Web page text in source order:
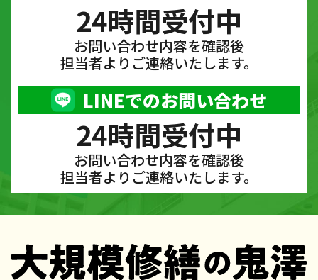
24時間受付中
お問い合わせ内容を確認後
担当者よりご連絡いたします。
LINEでのお問い合わせ
24時間受付中
お問い合わせ内容を確認後
担当者よりご連絡いたします。